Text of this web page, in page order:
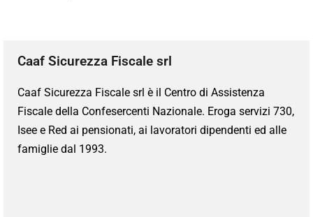
Caaf Sicurezza Fiscale srl
Caaf Sicurezza Fiscale srl è il Centro di Assistenza
Fiscale della Confesercenti Nazionale. Eroga servizi 730,
Isee e Red ai pensionati, ai lavoratori dipendenti ed alle
famiglie dal 1993.